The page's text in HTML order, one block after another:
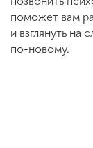
поможет вам
и взглянуть
по-новому.